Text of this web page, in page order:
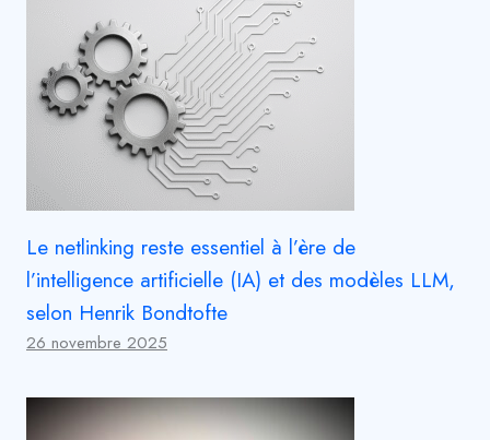
Le netlinking reste essentiel à l’ère de
l’intelligence artificielle (IA) et des modèles LLM,
selon Henrik Bondtofte
26 novembre 2025